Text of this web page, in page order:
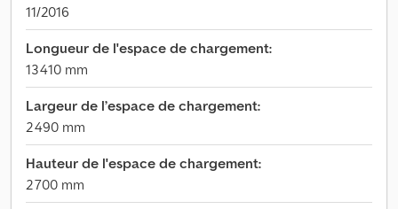
11/2016
Longueur de l'espace de chargement:
13 410 mm
Largeur de l’espace de chargement:
2 490 mm
Hauteur de l'espace de chargement:
2 700 mm